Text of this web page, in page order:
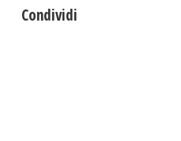
Condividi